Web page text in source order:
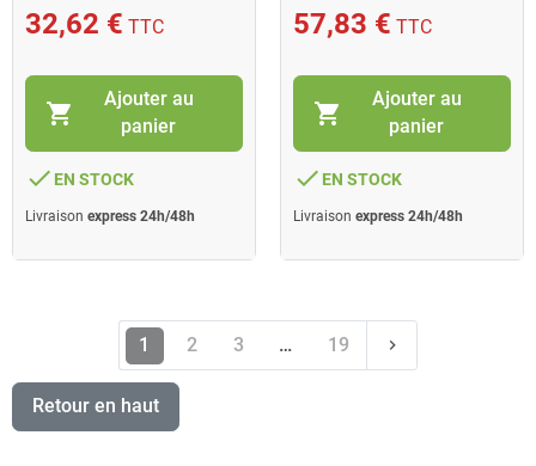
32,62 € TTC
shopping_cart
Ajouter au
panier
done EN STOCK
Livraison express 24h/48h
57,83 € TTC
shopping_cart
Ajouter au
panier
done EN STOCK
Livraison express 24h/48h
1 2 3 … 19 keyboard_arrow_right
Retour en haut